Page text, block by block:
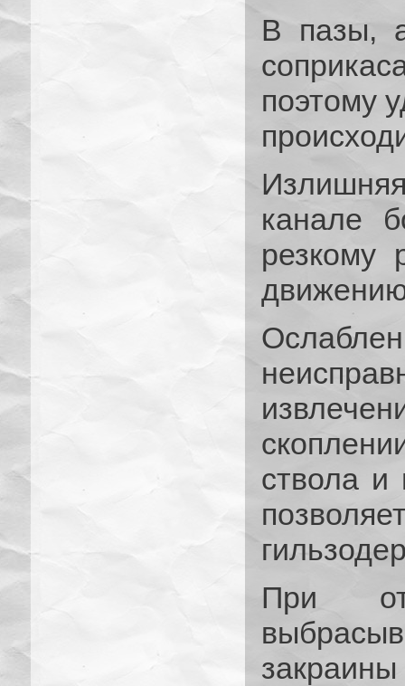
В пазы,
поэтому
канале
резкому
ствола и
При
закраины